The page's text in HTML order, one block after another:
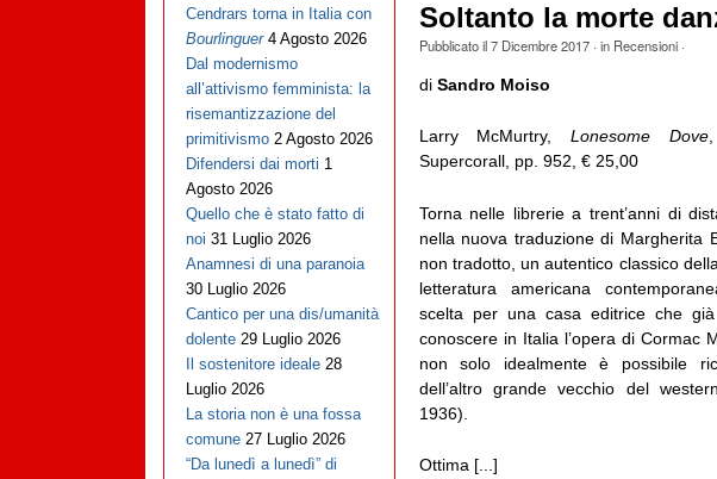
Soltanto la morte
Pubblicato il7 Dicembre 2017· in Recensioni·
di Sandro Moiso
Larry McMurtry,Lonesome Dove,
Supercorall, pp. 952, € 25,00
Torna nelle librerie a trent’anni di
nella nuova traduzione di Margherita
non tradotto, un autentico classico
letteratura americana
scelta per una casa editrice che
conoscere in Italia l’opera di Cormac
non solo idealmente è possibile
dell’altro grande vecchio del
1936).
Ottima [...]
Cendrars torna in Italia con
Bourlinguer 4 Agosto 2026
Dal modernismo
all’attivismo femminista: la
risemantizzazione del
primitivismo 2 Agosto 2026
Difendersi dai morti 1
Agosto 2026
Quello che è stato fatto di
noi 31 Luglio 2026
Anamnesi di una paranoia
30 Luglio 2026
Cantico per una dis/umanità
dolente 29 Luglio 2026
Il sostenitore ideale 28
Luglio 2026
La storia non è una fossa
comune 27 Luglio 2026
“Da lunedì a lunedì” di